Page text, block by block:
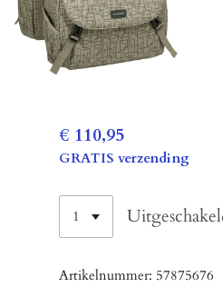
€ 110,95
GRATIS verzending
Artikelnummer: 57875676